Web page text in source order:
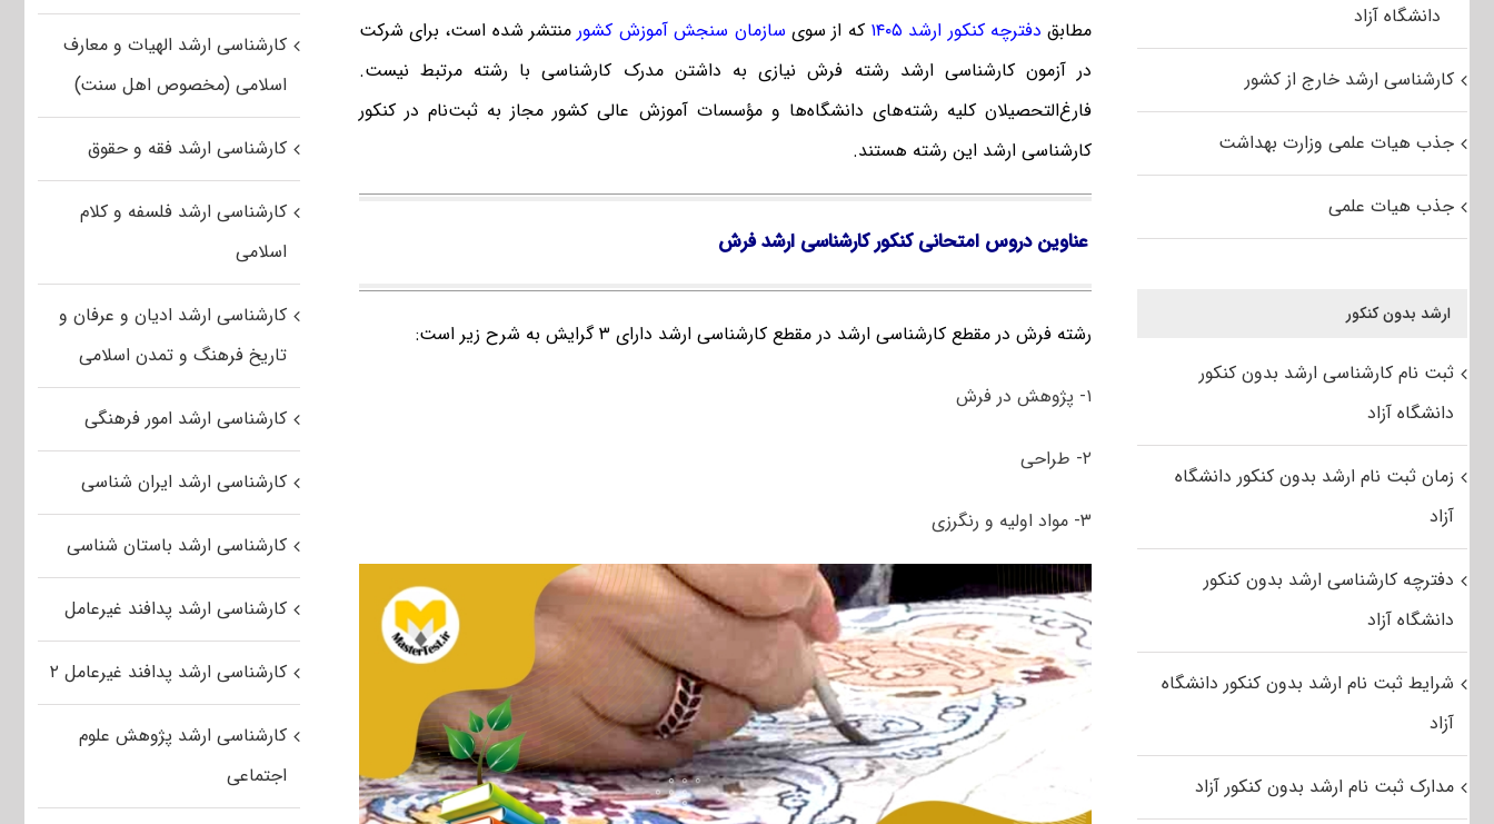
مطابق دفترچه کنکور ارشد ۱۴۰۵ که از سوی سازمان سنجش آموزش کشور منتشر شده است، برای شرکت
در آزمون کارشناسی ارشد رشته فرش نیازی به داشتن مدرک کارشناسی با رشته مرتبط نیست.
فارغ‌‌التحصیلان کلیه رشته‌های دانشگاه‌ها و مؤسسات آموزش عالی کشور مجاز به ثبت‌نام در کنکور
کارشناسی ارشد این رشته هستند.
عناوین دروس امتحانی کنکور کارشناسی ارشد فرش
رشته فرش در مقطع کارشناسی ارشد در مقطع کارشناسی ارشد دارای ۳ گرایش به شرح زیر است:
۱- پژوهش در فرش
۲- طراحی
۳- مواد اولیه و رنگرزی
کارشناسی ارشد الهیات و معارف
اسلامی (مخصوص اهل سنت)
کارشناسی ارشد فقه و حقوق
کارشناسی ارشد فلسفه و کلام
اسلامی
کارشناسی ارشد ادیان و عرفان و
تاریخ فرهنگ و تمدن اسلامی
کارشناسی ارشد امور فرهنگی
کارشناسی ارشد ایران شناسی
کارشناسی ارشد باستان شناسی
کارشناسی ارشد پدافند غیرعامل
کارشناسی ارشد پدافند غیرعامل ۲
کارشناسی ارشد پژوهش علوم
اجتماعی
دانشگاه آزاد
کارشناسی ارشد خارج از کشور
جذب هیات علمی وزارت بهداشت
جذب هیات علمی
ارشد بدون کنکور
ثبت نام کارشناسی ارشد بدون کنکور
دانشگاه آزاد
زمان ثبت نام ارشد بدون کنکور دانشگاه
آزاد
دفترچه کارشناسی ارشد بدون کنکور
دانشگاه آزاد
شرایط ثبت نام ارشد بدون کنکور دانشگاه
آزاد
مدارک ثبت نام ارشد بدون کنکور آزاد